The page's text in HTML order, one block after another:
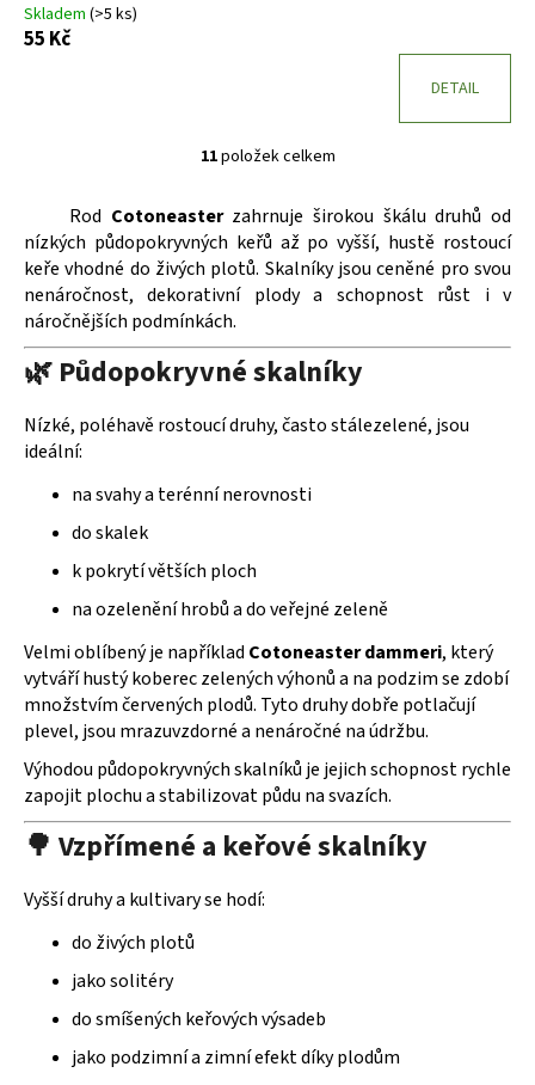
Skladem (>5 ks)
55 Kč
DETAIL
O
l
á
d
a
í
p
v
y
v
s
u
11položek celkem
Rod Cotoneasterzahrnuje širokou škálu druhů od
nízkých půdopokryvných keřů až po vyšší, hustě rostoucí
keře vhodné do živých plotů. Skalníky jsou ceněné pro svou
nenáročnost, dekorativní plody a schopnost růst i v
náročnějších podmínkách.
🌿 Půdopokryvné skalníky
Nízké, poléhavě rostoucí druhy, často stálezelené, jsou
ideální:
na svahy a terénní nerovnosti
do skalek
k pokrytí větších ploch
na ozelenění hrobů a do veřejné zeleně
Velmi oblíbený je například Cotoneaster dammeri, který
vytváří hustý koberec zelených výhonů a na podzim se zdobí
množstvím červených plodů. Tyto druhy dobře potlačují
plevel, jsou mrazuvzdorné a nenáročné na údržbu.
Výhodou půdopokryvných skalníků je jejich schopnost rychle
zapojit plochu a stabilizovat půdu na svazích.
🌳 Vzpřímené a keřové skalníky
Vyšší druhy a kultivary se hodí:
do živých plotů
jako solitéry
do smíšených keřových výsadeb
jako podzimní a zimní efekt díky plodům